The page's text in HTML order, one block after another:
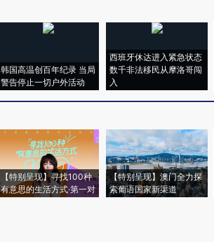
韩国高温创百年纪录 当局
警告停止一切户外活动
西班牙休达进入紧急状态
数千非法移民从摩洛哥闯
入
【特别呈现】寻找100种
有意思的生活方式·第一对
【特别呈现】澳门全力探
索葡语国家新渠道